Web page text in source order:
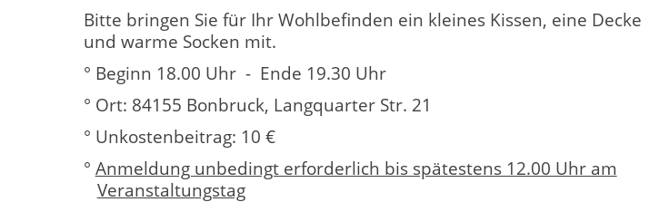
Bitte bringen Sie für Ihr Wohlbefinden ein kleines Kissen, eine Decke
und warme Socken mit.
° Beginn 18.00 Uhr - Ende 19.30 Uhr
° Ort: 84155 Bonbruck, Langquarter Str. 21
° Unkostenbeitrag: 10 €
° Anmeldung unbedingt erforderlich bis spätestens 12.00 Uhr am
Veranstaltungstag